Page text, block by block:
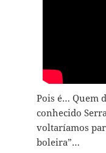
Pois é… Quem
conhecido
voltaríamos
boleira”…